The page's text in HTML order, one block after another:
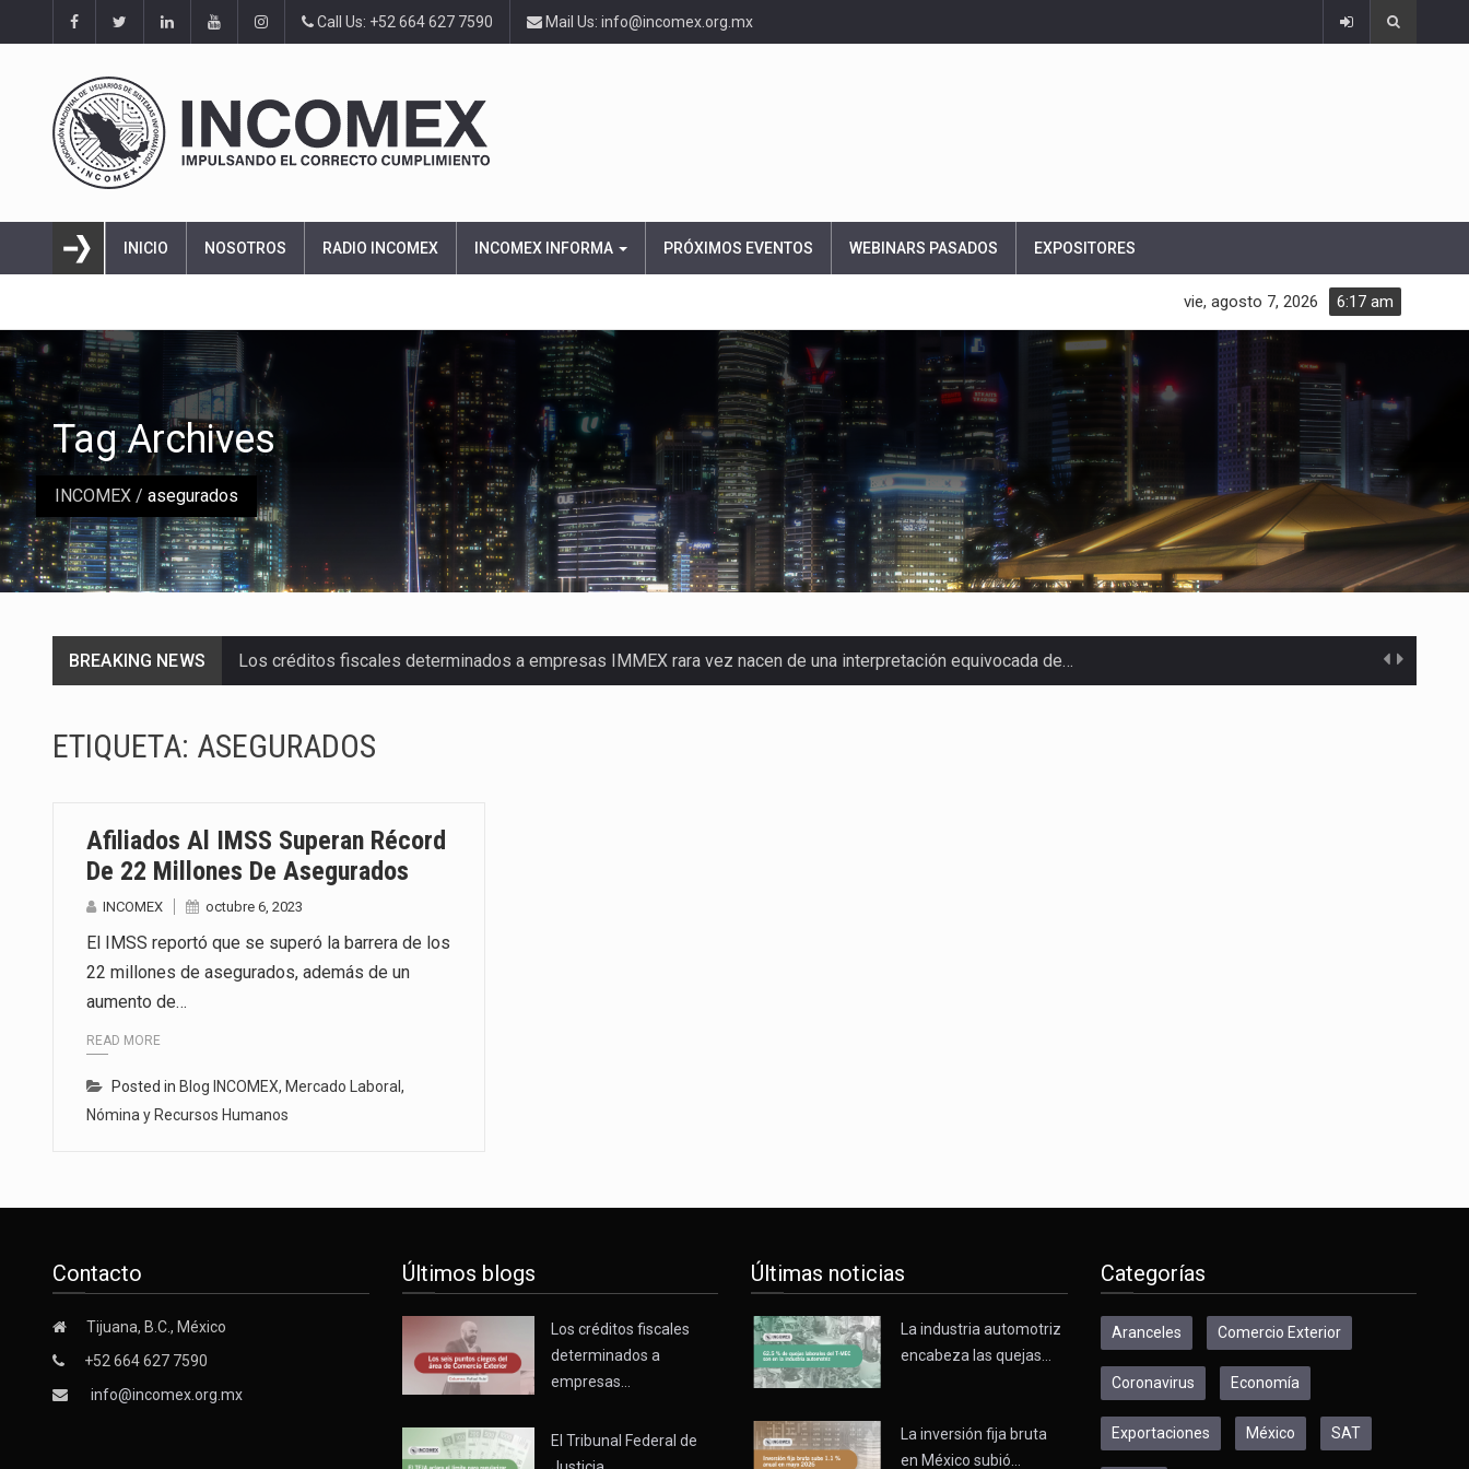
Call Us: +52 664 627 7590 Mail Us: info@incomex.org.mx
INICIO NOSOTROS RADIO INCOMEX INCOMEX INFORMA PRÓXIMOS EVENTOS WEBINARS PASADOS EXPOSITORES
6:17 am
vie, agosto 7, 2026
INCOMEX / asegurados
Tag Archives
BREAKING NEWS Los créditos fiscales determinados a empresas IMMEX rara vez nacen de una interpretación equivocada de…
La inversión fija bruta en México registró un aumento de 1.1% interanual en mayo de…
El Departamento de Agricultura de Estados Unidos (USDA) suspendió el 5 de agosto de 2026…
El derecho a la previsibilidad de los horarios de trabajo en turnos rotativos podría ser…
La industria manufacturera de exportación afiliada a Index en Nuevo León ha alcanzado hasta 10%…
El Tribunal Federal de Justicia Administrativa (TFJA), a través de su Segunda Sala Regional en…
ETIQUETA: ASEGURADOS
Afiliados Al IMSS Superan Récord
De 22 Millones De Asegurados
INCOMEX octubre 6, 2023
El IMSS reportó que se superó la barrera de los
22 millones de asegurados, además de un
aumento de…
READ MORE
Posted in Blog INCOMEX, Mercado Laboral,
Nómina y Recursos Humanos
Contacto
Tijuana, B.C., México
+52 664 627 7590
info@incomex.org.mx
Últimos blogs
Los créditos fiscales
determinados a
empresas…
El Tribunal Federal de
Últimas noticias
La industria automotriz
encabeza las quejas…
La inversión fija bruta
en México subió…
Categorías
Aranceles Comercio Exterior
Coronavirus Economía
Exportaciones México SAT